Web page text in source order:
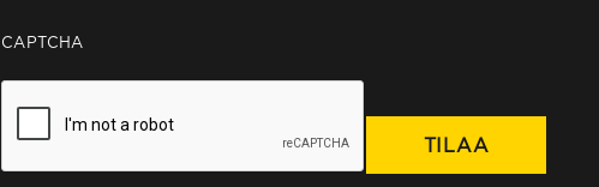
CAPTCHA